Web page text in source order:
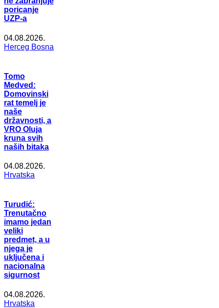
poricanje
UZP-a
04.08.2026.
Herceg Bosna
Tomo
Medved:
Domovinski
rat temelj je
naše
državnosti, a
VRO Oluja
kruna svih
naših bitaka
04.08.2026.
Hrvatska
Turudić:
Trenutačno
imamo jedan
veliki
predmet, a u
njega je
uključena i
nacionalna
sigurnost
04.08.2026.
Hrvatska